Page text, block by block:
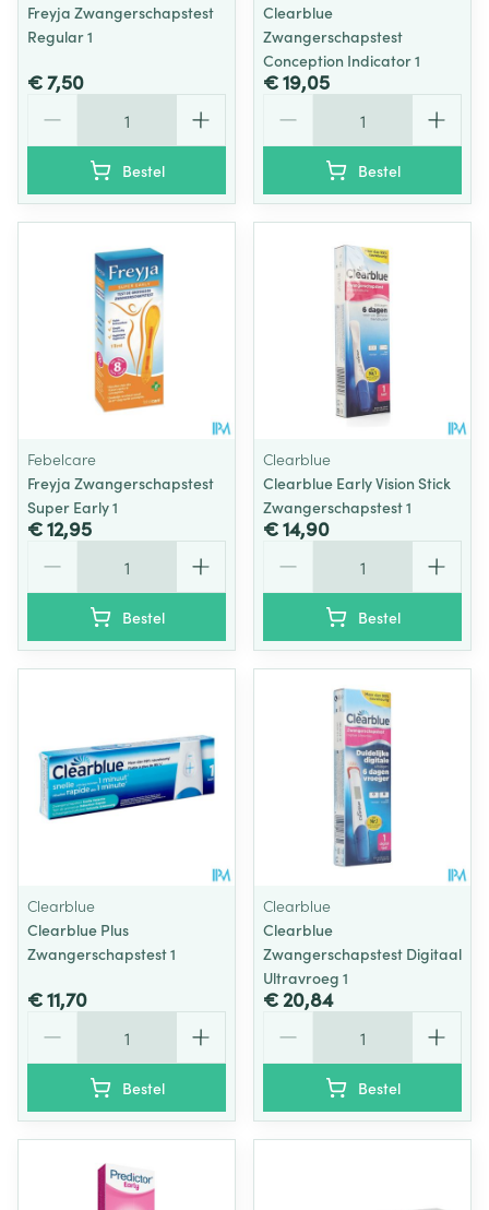
Freyja Zwangerschapstest
Regular 1
€ 7,50
Bestel
Clearblue
Zwangerschapstest
Conception Indicator 1
€ 19,05
Bestel
Febelcare
Freyja Zwangerschapstest
Super Early 1
€ 12,95
Bestel
Clearblue
Clearblue Early Vision Stick
Zwangerschapstest 1
€ 14,90
Bestel
Clearblue
Clearblue Plus
Zwangerschapstest 1
€ 11,70
Bestel
Clearblue
Clearblue
Zwangerschapstest Digitaal
Ultravroeg 1
€ 20,84
Bestel